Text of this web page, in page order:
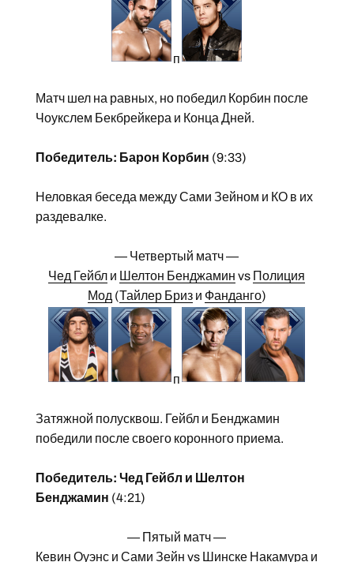
п
Матч шел на равных, но победил Корбин после
Чоукслем Бекбрейкера и Конца Дней.
Победитель: Барон Корбин (9:33)
Неловкая беседа между Сами Зейном и КО в их
раздевалке.
— Четвертый матч —
Чед Гейбл и Шелтон Бенджамин vs Полиция
Мод (Тайлер Бризи Фанданго)
п
Затяжной полусквош. Гейбл и Бенджамин
победили после своего коронного приема.
Победитель: Чед Гейбл и Шелтон
Бенджамин (4:21)
— Пятый матч —
Кевин Оуэнс и Сами Зейн vs Шинске Накамура и